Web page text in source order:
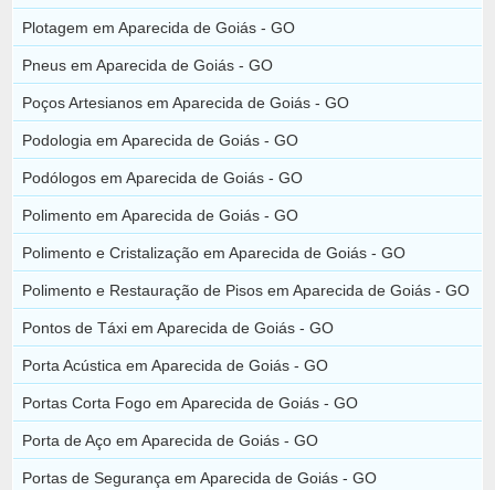
Plotagem em Aparecida de Goiás - GO
Pneus em Aparecida de Goiás - GO
Poços Artesianos em Aparecida de Goiás - GO
Podologia em Aparecida de Goiás - GO
Podólogos em Aparecida de Goiás - GO
Polimento em Aparecida de Goiás - GO
Polimento e Cristalização em Aparecida de Goiás - GO
Polimento e Restauração de Pisos em Aparecida de Goiás - GO
Pontos de Táxi em Aparecida de Goiás - GO
Porta Acústica em Aparecida de Goiás - GO
Portas Corta Fogo em Aparecida de Goiás - GO
Porta de Aço em Aparecida de Goiás - GO
Portas de Segurança em Aparecida de Goiás - GO